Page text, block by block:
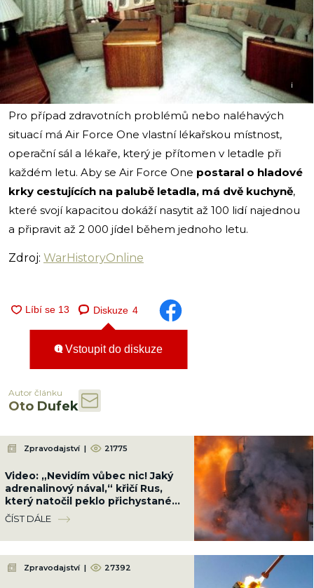
i
Pro případ zdravotních problémů nebo naléhavých
situací má Air Force One vlastní lékařskou místnost,
operační sál a lékaře, který je přítomen v letadle při
každém letu. Aby se Air Force One postaral o hladové
krky cestujících na palubě letadla, má dvě kuchyně,
které svojí kapacitou dokáží nasytit až 100 lidí najednou
a připravit až 2 000 jídel během jednoho letu.
Zdroj: WarHistoryOnline
Diskuze 4
Vstoupit do diskuze
Autor článku
Oto Dufek
Zpravodajství | 21775
Video: „Nevidím vůbec nic! Jaký
adrenalinový nával,“ křičí Rus,
který natočil peklo přichystané
Ukrajinci cestou na Krym
ČÍST DÁLE
Zpravodajství | 27392